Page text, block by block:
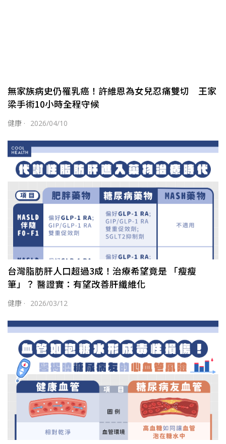
無家族病史仍罹乳癌！許維恩為女兒忍痛雙切 王家
梁手術10小時全程守候
健康 · 2026/04/10
台灣脂肪肝人口超過3成！治療希望竟是 「瘦瘦
筆」？ 醫證實：有望改善肝纖維化
健康 · 2026/03/12